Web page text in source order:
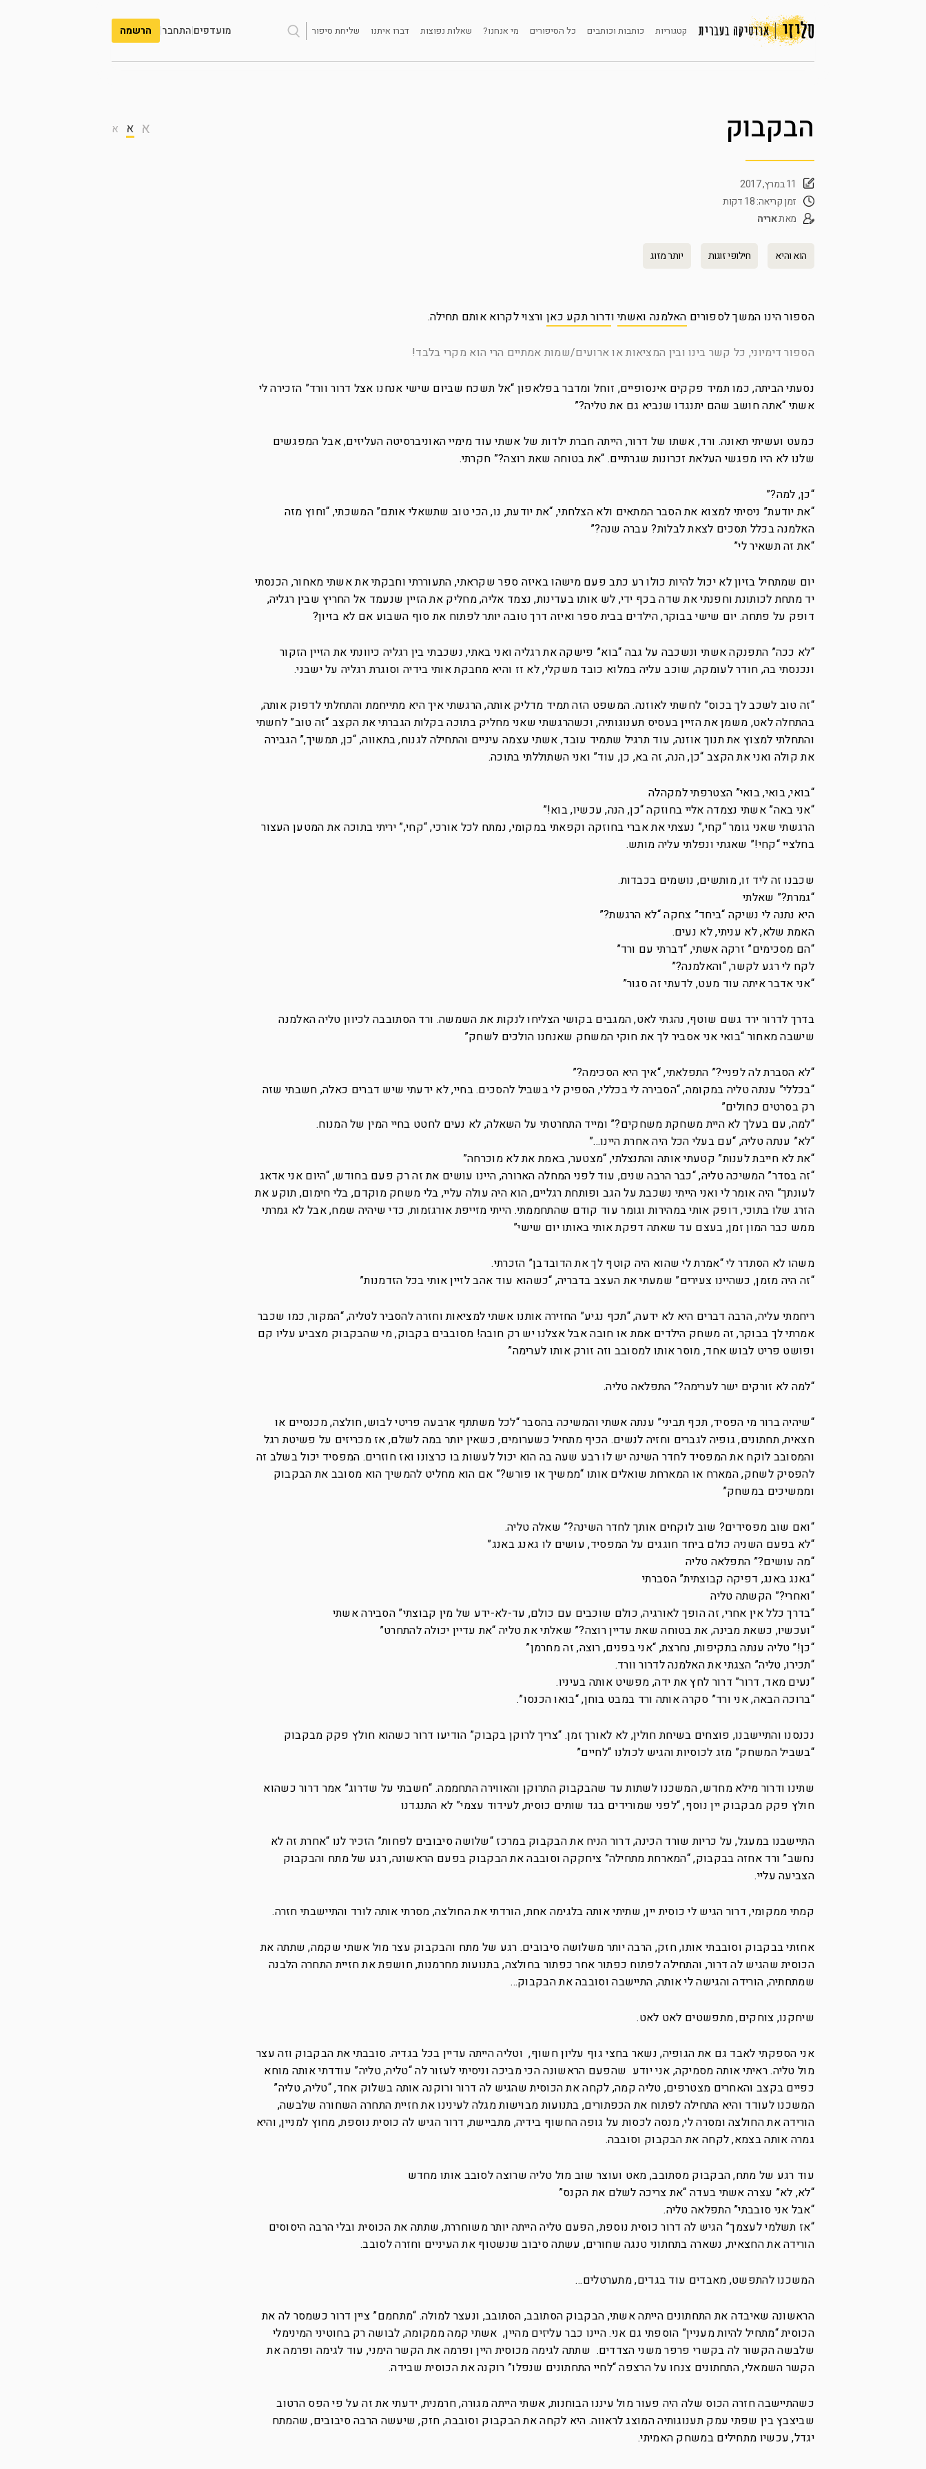
קטגוריות כותבות וכותבים כל הסיפורים מי אנחנו? שאלות נפוצות דברו איתנו שליחת סיפור מועדפים|התחבר| הרשמה
הבקבוק א א א
11 במרץ, 2017
זמן קריאה: 18 דקות
מאתאריה
הוא והיא חילופי זוגות יותר מזוג
הספור הינו המשך לספורים האלמנה ואשתיודרור תקע כאן ורצוי לקרוא אותם תחילה.
הספור דימיוני, כל קשר בינו ובין המציאות או ארועים/שמות אמתיים הרי הוא מקרי בלבד!
נסעתי הביתה, כמו תמיד פקקים אינסופיים, זוחל ומדבר בפלאפון “אל תשכח שביום שישי אנחנו אצל דרור וורד” הזכירה לי
אשתי “אתה חושב שהם יתנגדו שנביא גם את טליה?”
כמעט ועשיתי תאונה. ורד, אשתו של דרור, הייתה חברת ילדות של אשתי עוד מימיי האוניברסיטה העליזים, אבל המפגשים
שלנו לא היו מפגשי העלאת זכרונות שגרתיים. “את בטוחה שאת רוצה?” חקרתי.
“כן, למה?”
“את יודעת” ניסיתי למצוא את הסבר המתאים ולא הצלחתי, “את יודעת, נו, הכי טוב שתשאלי אותם” המשכתי, “וחוץ מזה
האלמנה בכלל תסכים לצאת לבלות? עברה שנה?”
“את זה תשאיר לי”
יום שמתחיל בזיון לא יכול להיות כולו רע כתב פעם מישהו באיזה ספר שקראתי, התעוררתי וחבקתי את אשתי מאחור, הכנסתי
יד מתחת לכותונת וחפנתי את שדה בכף ידי, לש אותו בעדינות, נצמד אליה, מחליק את הזיין שנעמד אל החריץ שבין רגליה,
דופק על פתחה. יום שישי בבוקר, הילדים בבית ספר ואיזה דרך טובה יותר לפתוח את סוף השבוע אם לא בזיון?
“לא ככה” התפנקה אשתי ונשכבה על גבה “בוא” פישקה את רגליה ואני באתי, נשכבתי בין רגליה כיוונתי את הזיין הזקור
ונכנסתי בה, חודר לעומקה, שוכב עליה במלוא כובד משקלי, לא זז והיא מחבקת אותי בידיה וסוגרת רגליה על ישבני.
“זה טוב לשכב לך בכוס” לחשתי לאוזנה. המשפט הזה תמיד מדליק אותה, הרגשתי איך היא מתייחמת והתחלתי לדפוק אותה,
בהתחלה לאט, משמן את הזיין בעסיס תענוגותיה, וכשהרגשתי שאני מחליק בתוכה בקלות הגברתי את הקצב “זה טוב” לחשתי
והתחלתי למצוץ את תנוך אוזנה, עוד תרגיל שתמיד עובד, אשתי עצמה עיניים והתחילה לגנוח, בתאווה, “כן, תמשיך,” הגבירה
את קולה ואני את הקצב “כן, הנה, זה בא, כן, עוד” ואני השתוללתי בתוכה.
“בואי, בואי, בואי” הצטרפתי למקהלה
“אני באה” אשתי נצמדה אליי בחוזקה “כן, הנה, עכשיו, בוא!”
הרגשתי שאני גומר “קחי,” נעצתי את אברי בחוזקה וקפאתי במקומי, נמתח לכל אורכי, “קחי,” יריתי בתוכה את המטען העצור
בחלציי “קחי!” שאגתי ונפלתי עליה מותש.
שכבנו זה ליד זו, מותשים, נושמים בכבדות.
“גמרת?” שאלתי
היא נתנה לי נשיקה “ביחד” צחקה “לא הרגשת?”
האמת שלא, לא עניתי, לא נעים.
“הם מסכימים” זרקה אשתי, “דברתי עם ורד”
לקח לי רגע לקשר, “והאלמנה?”
“אני אדבר איתה עוד מעט, לדעתי זה סגור”
בדרך לדרור ירד גשם שוטף, נהגתי לאט, המגבים בקושי הצליחו לנקות את השמשה. ורד הסתובבה לכיוון טליה האלמנה
שישבה מאחור “בואי אני אסביר לך את חוקי המשחק שאנחנו הולכים לשחק”
“לא הסברת לה לפניי?” התפלאתי, “איך היא הסכימה?”
“בכללי” ענתה טליה במקומה, “הסבירה לי בכללי, הספיק לי בשביל להסכים. בחיי, לא ידעתי שיש דברים כאלה, חשבתי שזה
רק בסרטים כחולים”
“למה, עם בעלך לא היית משחקת משחקים?” ומייד התחרטתי על השאלה, לא נעים לחטט בחיי המין של המנוח.
“לא” ענתה טליה, “עם בעלי הכל היה אחרת היינו…”
“את לא חייבת לענות” קטעתי אותה והתנצלתי, “מצטער, באמת את לא מוכרחה”
“זה בסדר” המשיכה טליה, “כבר הרבה שנים, עוד לפני המחלה הארורה, היינו עושים את זה רק פעם בחודש, “היום אני אדאג
לעונתך” היה אומר לי ואני הייתי נשכבת על הגב ופותחת רגליים, הוא היה עולה עליי, בלי משחק מוקדם, בלי חימום, תוקע את
הזרג שלו בתוכי, דופק אותי במהירות וגומר עוד קודם שהתחממתי. הייתי מזייפת אורגזמות, כדי שיהיה שמח, אבל לא גמרתי
ממש כבר המון זמן, בעצם עד שאתה דפקת אותי באותו יום שישי”
משהו לא הסתדר לי “אמרת לי שהוא היה קוטף לך את הדובדבן” הזכרתי.
“זה היה מזמן, כשהיינו צעירים” שמעתי את העצב בדבריה, “כשהוא עוד אהב לזיין אותי בכל הזדמנות”
ריחמתי עליה, הרבה דברים היא לא ידעה, “תכף נגיע” החזירה אותנו אשתי למציאות וחזרה להסביר לטליה, “המקור, כמו שכבר
אמרתי לך בבוקר, זה משחק הילדים אמת או חובה אבל אצלנו יש רק חובה! מסובבים בקבוק, מי שהבקבוק מצביע עליו קם
ופושט פריט לבוש אחד, מוסר אותו למסובב וזה זורק אותו לערימה”
“למה לא זורקים ישר לערימה?” התפלאה טליה.
“שיהיה ברור מי הפסיד, תכף תביני” ענתה אשתי והמשיכה בהסבר “לכל משתתף ארבעה פריטי לבוש, חולצה, מכנסיים או
חצאית, תחתונים, גופיה לגברים וחזיה לנשים. הכיף מתחיל כשערומים, כשאין יותר במה לשלם, אז מכריזים על פשיטת רגל
והמסובב לוקח את המפסיד לחדר השינה יש לו רבע שעה בה הוא יכול לעשות בו כרצונו ואז חוזרים. המפסיד יכול בשלב זה
להפסיק לשחק, המארח או המארחת שואלים אותו “ממשיך או פורש?” אם הוא מחליט להמשיך הוא מסובב את הבקבוק
וממשיכים במשחק”
“ואם שוב מפסידים? שוב לוקחים אותך לחדר השינה?” שאלה טליה.
“לא בפעם השניה כולם ביחד חוגגים על המפסיד, עושים לו גאנג באנג”
“מה עושים?” התפלאה טליה
“גאנג באנג, דפיקה קבוצתית” הסברתי
“ואחרי?” הקשתה טליה
“בדרך כלל אין אחרי, זה הופך לאורגיה, כולם שוכבים עם כולם, עד-לא-ידע של מין קבוצתי” הסבירה אשתי
“ועכשיו, כשאת מבינה, את בטוחה שאת עדיין רוצה?” שאלתי את טליה “את עדיין יכולה להתחרט”
“כן!” טליה ענתה בתקיפות, נחרצת, “אני בפנים, רוצה, זה מחרמן”
“תכירו, טליה” הצגתי את האלמנה לדרור וורד.
“נעים מאד, דרור” דרור לחץ את ידה, מפשיט אותה בעיניו.
“ברוכה הבאה, אני ורד” סקרה אותה ורד במבט בוחן, “בואו הכנסו”.
נכנסנו והתיישבנו, פוצחים בשיחת חולין, לא לאורך זמן. “צריך לרוקן בקבוק” הודיעו דרור כשהוא חולץ פקק מבקבוק
“בשביל המשחק” מזג לכוסיות והגיש לכולנו “לחיים”
שתינו ודרור מילא מחדש, המשכנו לשתות עד שהבקבוק התרוקן והאווירה התחממה. “חשבתי על שדרוג” אמר דרור כשהוא
חולץ פקק מבקבוק יין נוסף, “לפני שמורידים בגד שותים כוסית, לעידוד עצמי” לא התנגדנו
התיישבנו במעגל, על כריות שורד הכינה, דרור הניח את הבקבוק במרכז “שלושה סיבובים לפחות” הזכיר לנו “אחרת זה לא
נחשב” ורד אחזה בבקבוק, “המארחת מתחילה” ציחקקה וסובבה את הבקבוק בפעם הראשונה, רגע של מתח והבקבוק
הצביעה עליי.
קמתי ממקומי, דרור הגיש לי כוסית יין, שתיתי אותה בלגימה אחת, הורדתי את החולצה, מסרתי אותה לורד והתיישבתי חזרה.
אחזתי בבקבוק וסובבתי אותו, חזק, הרבה יותר משלושה סיבובים. רגע של מתח והבקבוק עצר מול אשתי שקמה, שתתה את
הכוסית שהגיש לה דרור, והתחילה לפתוח כפתור אחר כפתור בחולצה, בתנועות מחרמנות, חושפת את חזיית התחרה הלבנה
שמתחתיה, הורידה והגישה לי אותה, התיישבה וסובבה את הבקבוק…
שיחקנו, צוחקים, מתפשטים לאט לאט.
אני הספקתי לאבד גם את הגופיה, נשאר בחצי גוף עליון חשוף, וטליה הייתה עדיין בכל בגדיה. סובבתי את הבקבוק וזה עצר
מול טליה. ראיתי אותה מסמיקה, אני יודע שהפעם הראשונה הכי מביכה וניסיתי לעזור לה “טליה, טליה” עודדתי אותה מוחא
כפיים בקצב והאחרים מצטרפים, טליה קמה, לקחה את הכוסית שהגיש לה דרור ורוקנה אותה בשלוק אחד, “טליה, טליה”
המשכנו לעודד והיא התחילה לפתוח את הכפתורים, בתנועות מבוישות מגלה לעינינו את חזיית התחרה השחורה שלבשה,
הורידה את החולצה ומסרה לי, מנסה לכסות על גופה החשוף בידיה, מתביישת, דרור הגיש לה כוסית נוספת, מחוץ למניין, והיא
גמרה אותה בצמא, לקחה את הבקבוק וסובבה.
עוד רגע של מתח, הבקבוק מסתובב, מאט ועוצר שוב מול טליה שרוצה לסובב אותו מחדש
“לא, לא” עצרה אשתי בעדה “את צריכה לשלם את הקנס”
“אבל אני סובבתי” התפלאה טליה.
“אז תשלמי לעצמך” הגיש לה דרור כוסית נוספת, הפעם טליה הייתה יותר משוחררת, שתתה את הכוסית ובלי הרבה היסוסים
הורידה את החצאית, נשארה בתחתוני טנגה שחורים, עשתה סיבוב שנשטוף את העיניים וחזרה לסובב.
המשכנו להתפשט, מאבדים עוד בגדים, מתערטלים…
הראשונה שאיבדה את התחתונים הייתה אשתי, הבקבוק הסתובב, הסתובב, ונעצר למולה. “מתחמם” ציין דרור כשמסר לה את
הכוסית “מתחיל להיות מעניין” הוספתי גם אני. היינו כבר עליזים מהיין, אשתי קמה ממקומה, לבושה רק בחוטיני המינימלי
שלבשה הקשור לה בקשרי פרפר משני הצדדים. שתתה לגימה מכוסית היין ופרמה את הקשר הימני, עוד לגימה ופרמה את
הקשר השמאלי, התחתונים צנחו על הרצפה “לחיי התחתונים שנפלו” רוקנה את הכוסית שבידה.
כשהתיישבה חזרה הכוס שלה היה פעור מול עיננו הבוחנות, אשתי הייתה מגורה, חרמנית, ידעתי את זה על פי הפס הרטוב
שביצבץ בין שפתי עמק תענוגותיה המוצג לראווה. היא לקחה את הבקבוק וסובבה, חזק, שיעשה הרבה סיבובים, שהמתח
יגדל, עכשיו מתחילים במשחק האמיתי.